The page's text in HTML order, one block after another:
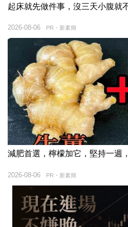
起床就先做件事，沒三天小腹就
PR・新素簡
2026-08-06
減肥首選，檸檬加它，堅持一週
PR・新素簡
2026-08-06